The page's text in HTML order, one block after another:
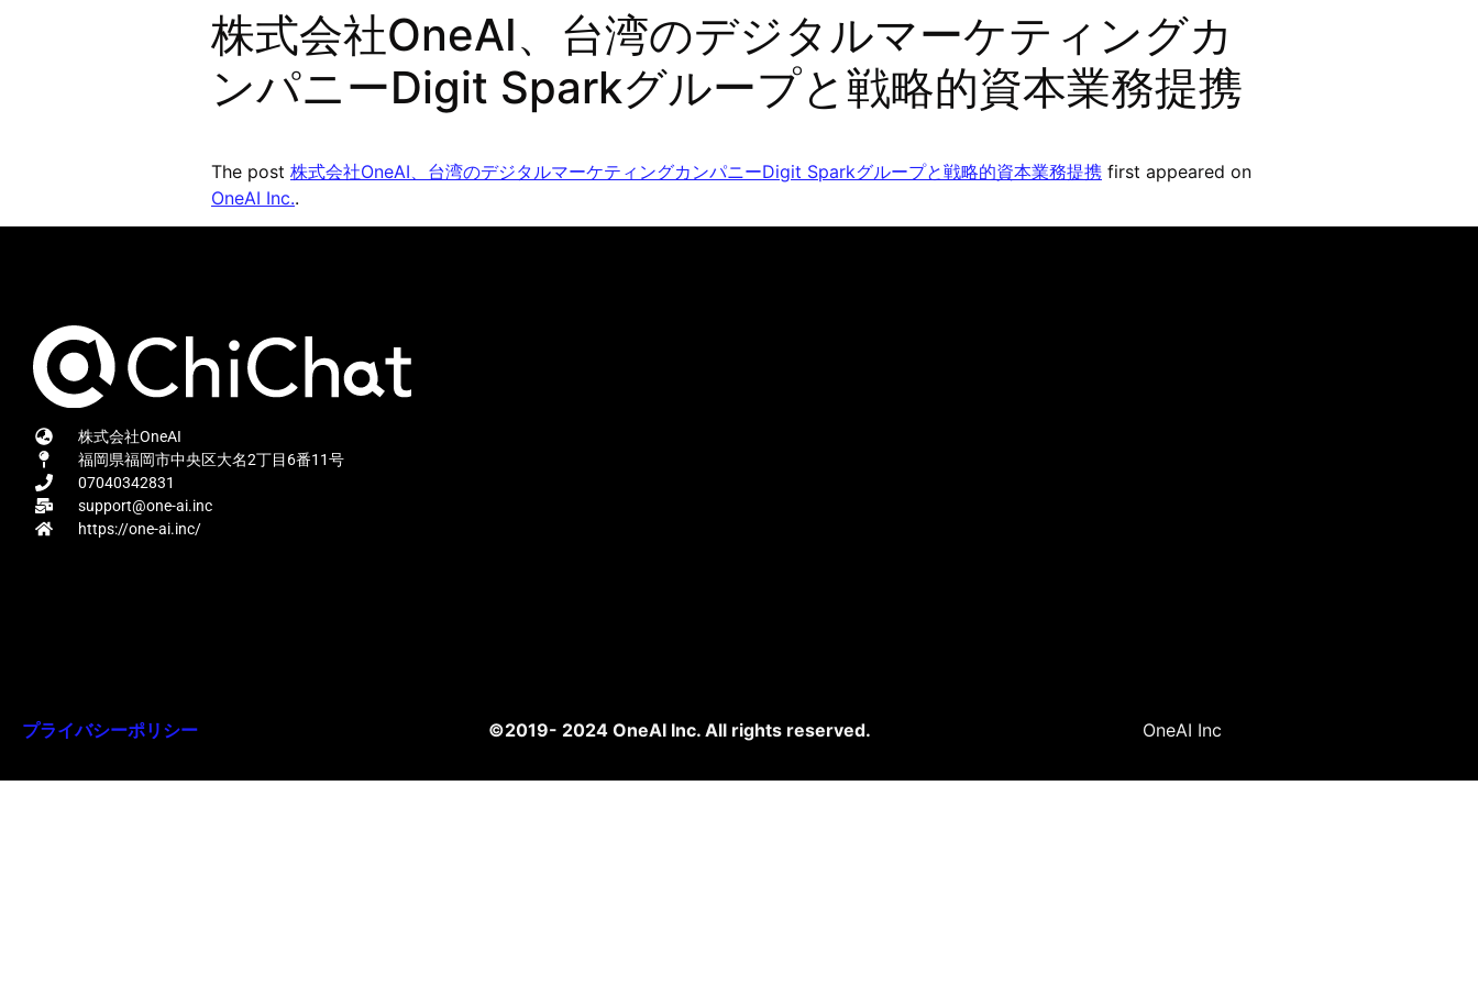
株式会社OneAI、台湾のデジタルマーケティングカ
ンパニーDigit Sparkグループと戦略的資本業務提携
The post 株式会社OneAI、台湾のデジタルマーケティングカンパニーDigit Sparkグループと戦略的資本業務提携 first appeared on
OneAI Inc..
株式会社OneAI
福岡県福岡市中央区大名2丁目6番11号
07040342831
support@one-ai.inc
https://one-ai.inc/
プライバシーポリシー ©2019- 2024 OneAI Inc. All rights reserved. OneAI Inc